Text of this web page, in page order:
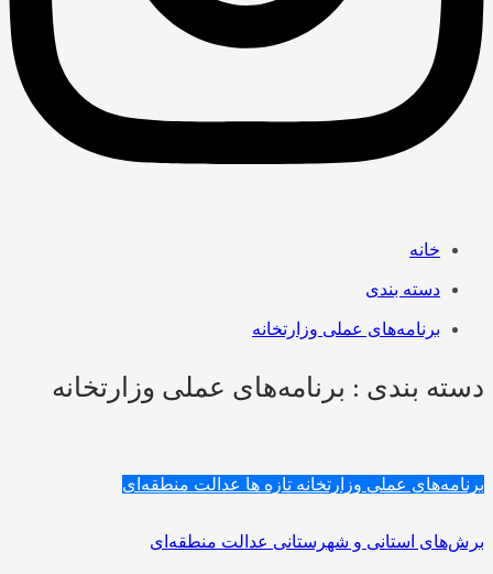
خانه
دسته بندی
برنامه‌های عملی وزارتخانه
دسته بندی : برنامه‌های عملی وزارتخانه
برنامه‌های عملی وزارتخانه تازه ها عدالت منطقه‌ای
برش‌های استانی و شهرستانی عدالت منطقه‌ای